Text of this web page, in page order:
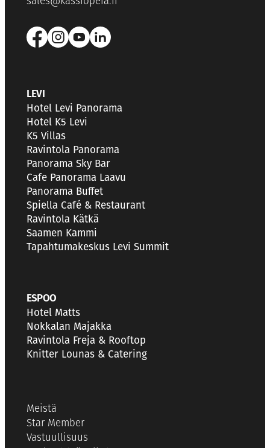
LEVI
Hotel Levi Panorama
Hotel K5 Levi
K5 Villas
Ravintola Panorama
Panorama Sky Bar
Cafe Panorama Laavu
Panorama Buffet
Spiella Café & Restaurant
Ravintola Kätkä
Saamen Kammi
Tapahtumakeskus Levi Summit
ESPOO
Hotel Matts
Nokkalan Majakka
Ravintola Freja & Rooftop
Knitter Lounas & Catering
Meistä
Star Member
Vastuullisuus